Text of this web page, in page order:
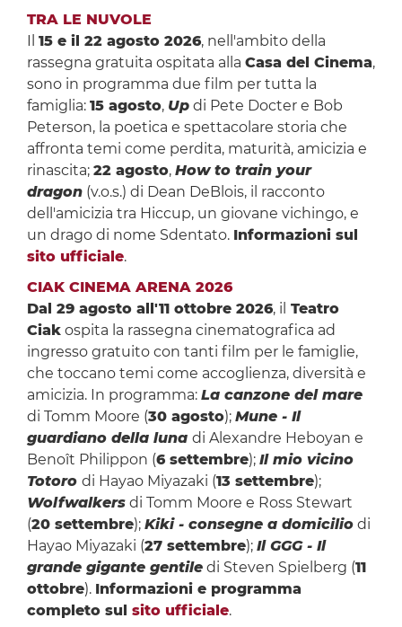
TRA LE NUVOLE
15 e il 22 agosto 2026, nell'ambito della
rassegna gratuita ospitata alla Casa del Cinema,
sono in programma due film per tutta la
famiglia: 15 agosto, Updi Pete Docter e Bob
Peterson, la poetica e spettacolare storia che
affronta temi come perdita, maturità, amicizia e
rinascita; 22 agosto, How to train your
dragon(v.o.s.) di Dean DeBlois, il racconto
dell'amicizia tra Hiccup, un giovane vichingo, e
un drago di nome Sdentato. Informazioni sul
sito ufficiale.
CIAK CINEMA ARENA 2026
Dal 29 agosto all'11 ottobre 2026, il Teatro
Ciakospita la rassegna cinematografica ad
ingresso gratuito con tanti film per le famiglie,
che toccano temi come accoglienza, diversità e
amicizia. In programma: La canzone del mare
di Tomm Moore (30 agosto); Mune - Il
guardiano della luna di Alexandre Heboyan e
Benoît Philippon (6 settembre); Il mio vicino
Totoro di Hayao Miyazaki (13 settembre);
Wolfwalkersdi Tomm Moore e Ross Stewart
(20 settembre); Kiki - consegne a domiciliodi
Hayao Miyazaki (27 settembre); Il GGG - Il
grande gigante gentiledi Steven Spielberg (11
ottobre). Informazioni e programma
completo sul sito ufficiale.